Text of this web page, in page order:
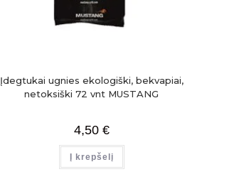
Įdegtukai ugnies ekologiški, bekvapiai,
netoksiški 72 vnt MUSTANG
4,50 €
Į krepšelį